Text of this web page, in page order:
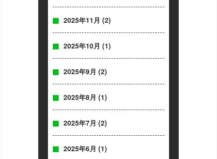
2025年11月 (2)
2025年10月 (1)
2025年9月 (2)
2025年8月 (1)
2025年7月 (2)
2025年6月 (1)